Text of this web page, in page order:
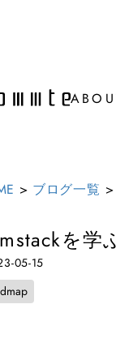
> ブログ一覧 >
を
05-15